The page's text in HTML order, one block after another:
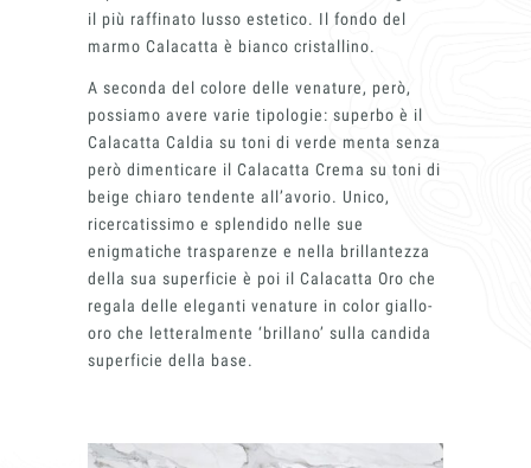
Chi siamo
il più raffinato lusso estetico. Il fondo del
marmo Calacatta è bianco cristallino.
A seconda del colore delle venature, però,
possiamo avere varie tipologie: superbo è il
Calacatta Caldia su toni di verde menta senza
però dimenticare il Calacatta Crema su toni di
beige chiaro tendente all’avorio. Unico,
ricercatissimo e splendido nelle sue
enigmatiche trasparenze e nella brillantezza
della sua superficie è poi il Calacatta Oro che
regala delle eleganti venature in color giallo-
oro che letteralmente ‘brillano’ sulla candida
superficie della base.